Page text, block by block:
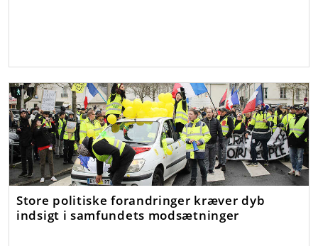
Store politiske forandringer kræver dyb
indsigt i samfundets modsætninger